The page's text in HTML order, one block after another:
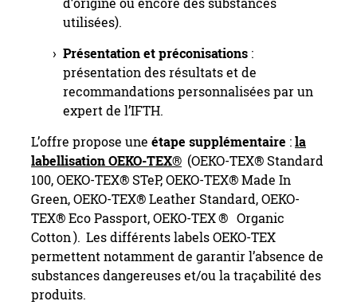
d’origine ou encore des substances
utilisées).
Présentation et préconisations :
présentation des résultats et de
recommandations personnalisées par un
expert de l’IFTH.
L’offre propose une étape supplémentaire :la
labellisation OEKO-TEX® (OEKO-TEX® Standard
100, OEKO-TEX® STeP, OEKO-TEX® Made In
Green, OEKO-TEX® Leather Standard, OEKO-
TEX® Eco Passport, OEKO-TEX® Organic
Cotton). Les différents labels OEKO-TEX
permettent notamment de garantir l’absence de
substances dangereuses et/ou la traçabilité des
produits.